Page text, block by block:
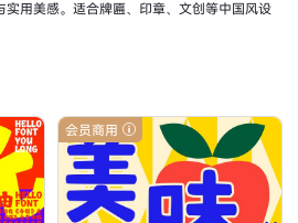
实用美感。适合牌匾、印章、文创等中国风设
会员商用